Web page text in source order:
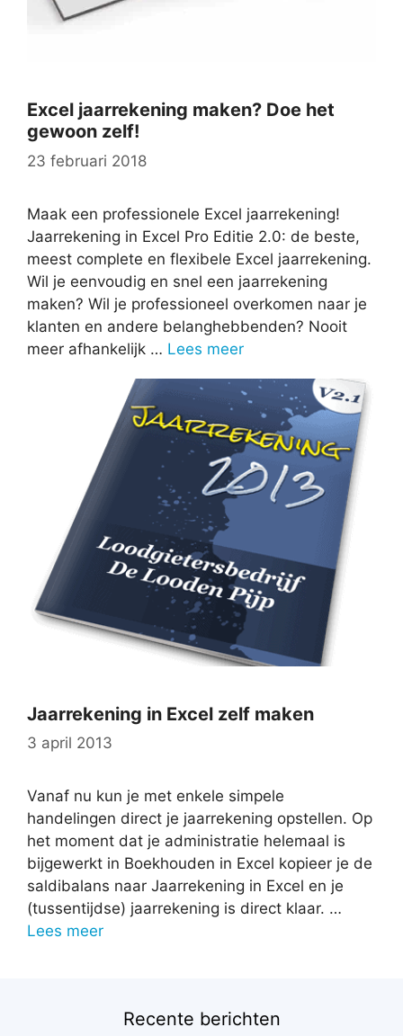
Excel jaarrekening maken? Doe het
gewoon zelf!
23 februari 2018
Maak een professionele Excel jaarrekening!
Jaarrekening in Excel Pro Editie 2.0: de beste,
meest complete en flexibele Excel jaarrekening.
Wil je eenvoudig en snel een jaarrekening
maken? Wil je professioneel overkomen naar je
klanten en andere belanghebbenden? Nooit
meer afhankelijk … Lees meer
Jaarrekening in Excel zelf maken
3 april 2013
Vanaf nu kun je met enkele simpele
handelingen direct je jaarrekening opstellen. Op
het moment dat je administratie helemaal is
bijgewerkt in Boekhouden in Excel kopieer je de
saldibalans naar Jaarrekening in Excel en je
(tussentijdse) jaarrekening is direct klaar. …
Lees meer
Recente berichten